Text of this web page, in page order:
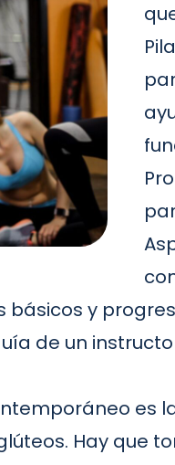
básicos y
de un
es
Hay que